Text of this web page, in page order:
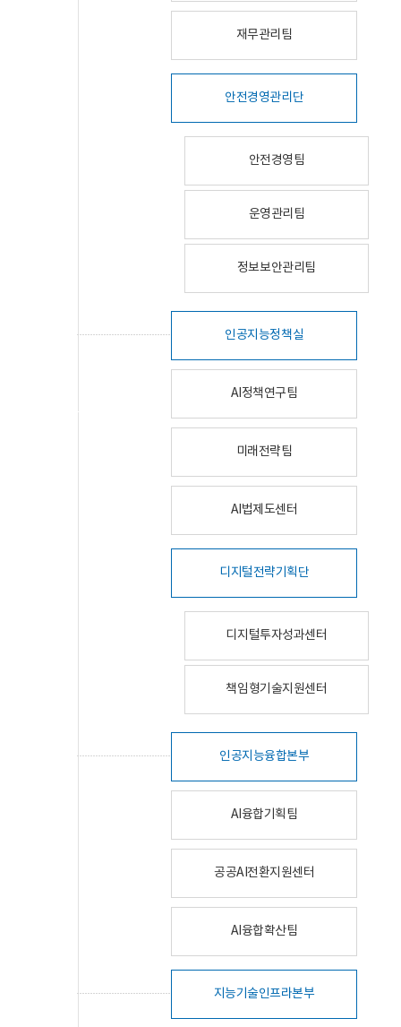
재무관리팀
안전경영관리단
안전경영팀
운영관리팀
정보보안관리팀
인공지능정책실
AI정책연구팀
미래전략팀
AI법제도센터
디지털전략기획단
디지털투자성과센터
책임형기술지원센터
인공지능융합본부
AI융합기획팀
공공AI전환지원센터
AI융합확산팀
지능기술인프라본부